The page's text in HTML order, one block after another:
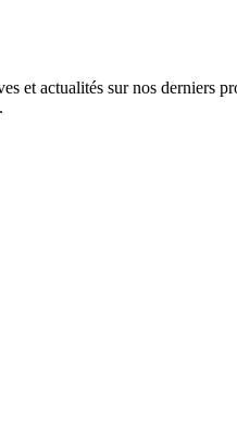
et actualités sur nos derniers